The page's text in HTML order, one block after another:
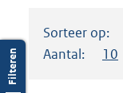
Sorteer op:
Aantal:
10